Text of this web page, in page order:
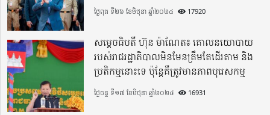
ថ្ងៃពុធ ទី២៦ ខែមិថុនា ឆ្នាំ២០២៤ 17920
សម្តេចធិបតី ហ៊ុន ម៉ាណែត៖ គោលនយោបាយ
របស់រាជរដ្ឋាភិបាលមិនមែនត្រឹមតែដើរតាម និង
ប្រតិកម្មនោះទេ ប៉ុន្តែគឺត្រូវមានភាពបុរេសកម្ម
ថ្ងៃចន្ទ ទី១៧ ខែមិថុនា ឆ្នាំ២០២៤ 16931